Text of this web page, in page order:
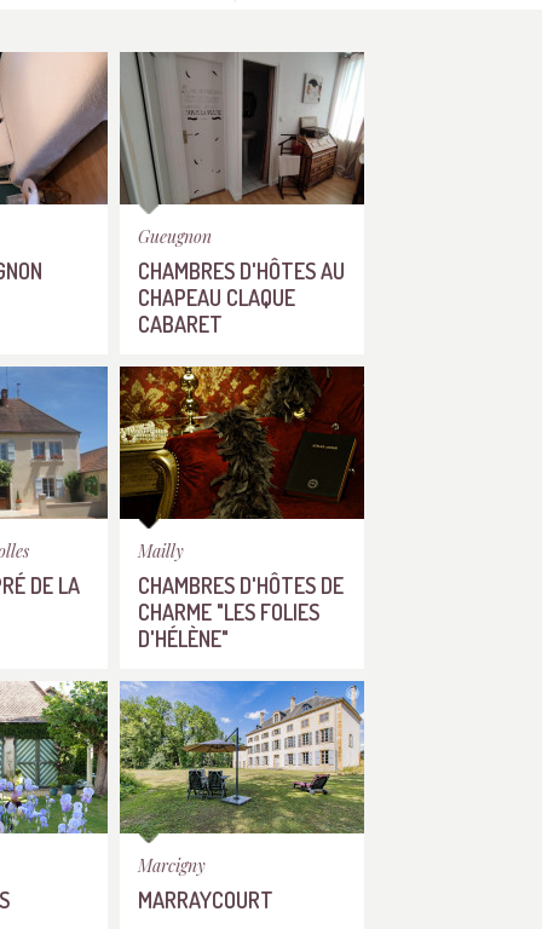
Gueugnon
CHAMBRES D'HÔTES AU
CHAPEAU CLAQUE
CABARET
DE LA
Mailly
CHAMBRES D'HÔTES DE
CHARME "LES FOLIES
D'HÉLÈNE"
Marcigny
MARRAYCOURT